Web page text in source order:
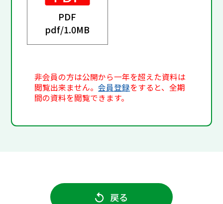
PDF
pdf/1.0MB
非会員の方は公開から一年を超えた資料は
閲覧出来ません。会員登録をすると、全期
間の資料を閲覧できます。
戻る